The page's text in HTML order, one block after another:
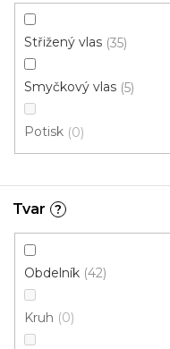
Střižený vlas 35
Smyčkový vlas 5
Potisk 0
Tvar ?
Obdelník 42
Kruh 0
od570 Kč/ ks
100x140 cm 135x195